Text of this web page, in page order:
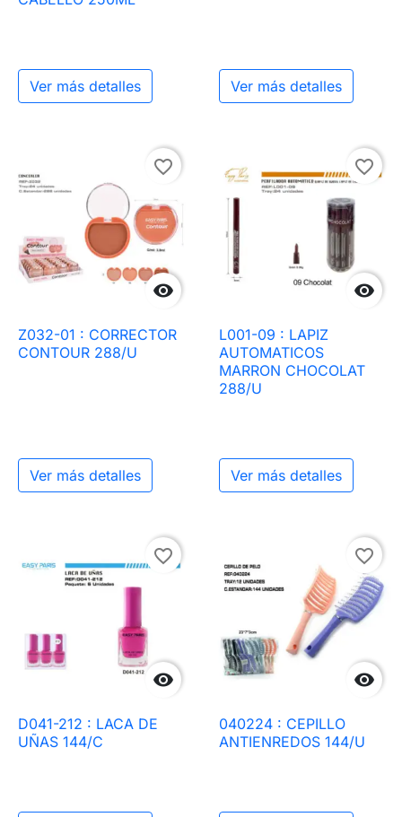
Ver más detalles Ver más detalles

favorite_border
Z032-01 : CORRECTOR
CONTOUR 288/U
Ver más detalles

favorite_border
L001-09 : LAPIZ
AUTOMATICOS
MARRON CHOCOLAT
288/U
Ver más detalles

favorite_border
D041-212 : LACA DE
UÑAS 144/C

favorite_border
040224 : CEPILLO
ANTIENREDOS 144/U